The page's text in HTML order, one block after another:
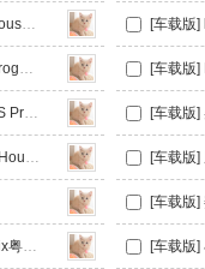
[车载版] En - 我知道 (北流DjAS ProgHouse Mix国语男)
[车载版] LBI利比 - 跳楼机 (北流DjAS ProgHouse Mix国语男)
[车载版] 丁当 - 你为什么说谎 (北流DjAS ProgHouse Mix国语女)
[车载版] 吴若希 - 麻醉 (北流DjAS ProgHouse Mix粤语女)
威哥 - 爱的故事下集 (Dj钉头 Electro Mix粤语男)